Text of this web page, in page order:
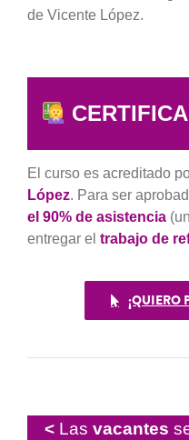
de Vicente López.
El curso es acreditado
López. Para ser
el 90% de asistencia
entregar el trabajo de
¡QUIERO
< Las vacantes